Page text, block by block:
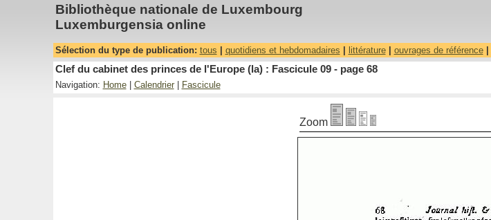
Bibliothèque nationale de Luxembourg
Luxemburgensia online
Sélection du type de publication: tous quotidiens et hebdomadaires littérature| ouvrages de référence|
Clef du cabinet des princes de l'Europe (la) : Fascicule 09 - page 68
Navigation: Home| Calendrier| Fascicule
Zoom